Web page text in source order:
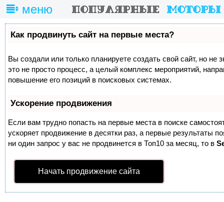
меню
Как продвинуть сайт на первые места?
Вы создали или только планируете создать свой сайт, но не
это не просто процесс, а целый комплекс мероприятий,
повышение его позиций в поисковых системах.
Ускорение продвижения
Если вам трудно попасть на первые места в поиске
ускоряет продвижение в десятки раз, а первые результаты
ни один запрос у вас не продвинется в Топ10 за месяц, то в
Начать продвижение сайта